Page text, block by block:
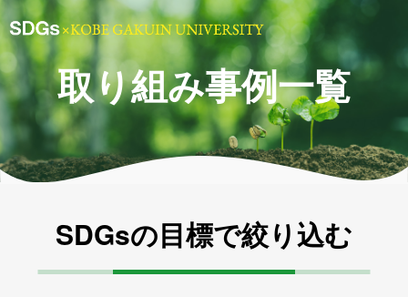
取り組み事例一覧
SDGsの目標で絞り込む